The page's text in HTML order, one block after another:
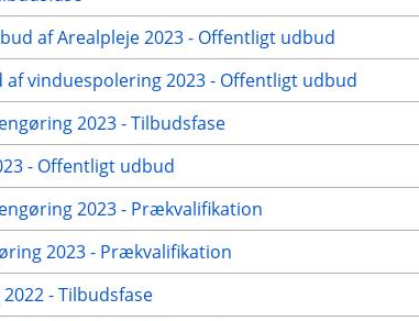
af Arealpleje 2023 - Offentligt udbud
vinduespolering 2023 - Offentligt udbud
2023 - Tilbudsfase
- Offentligt udbud
2023 - Prækvalifikation
2023 - Prækvalifikation
- Tilbudsfase